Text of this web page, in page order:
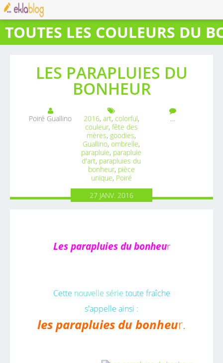
LES PARAPLUIES DU
BONHEUR
Poiré Guallino 2016, art, colorful,
couleur, fête des
mères, goodies,
Guallino, ombrelle,
parapluie, parapluie
d'art, parapluies du
bonheur, pièce
unique, Poiré
…
27 JANV. 2016
Les parapluies du bonheur
Cette nouvelle série toute fraîche
s'appelle ainsi :
les parapluies du bonheur.